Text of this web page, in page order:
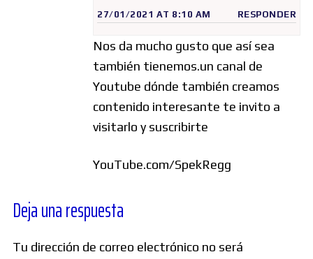
27/01/2021 AT 8:10 AM RESPONDER
Nos da mucho gusto que así sea
también tienemos.un canal de
Youtube dónde también creamos
contenido interesante te invito a
visitarlo y suscribirte
YouTube.com/SpekRegg
Deja una respuesta
Tu dirección de correo electrónico no será